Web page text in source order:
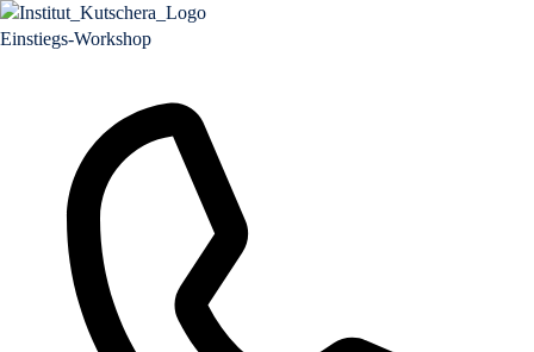
Einstiegs-Workshop